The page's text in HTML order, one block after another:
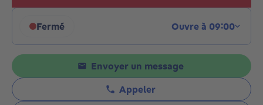
Fermé Ouvre à 09:00
Cliquez pour afficher les horaires
Envoyer un message
Appeler